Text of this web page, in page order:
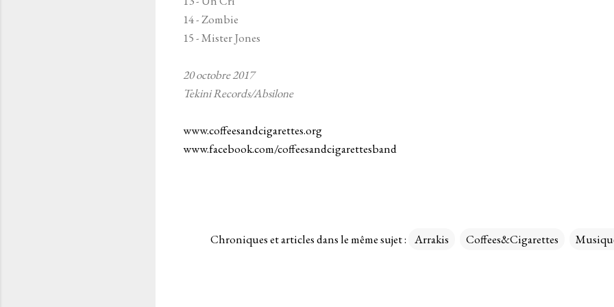
14 - Zombie
15 - Mister Jones
20 octobre 2017
Tekini Records/Absilone
www.coffeesandcigarettes.org
www.facebook.com/coffeesandcigarettesband
Chroniques et articles dans le même sujet : Arrakis Coffees&Cigarettes